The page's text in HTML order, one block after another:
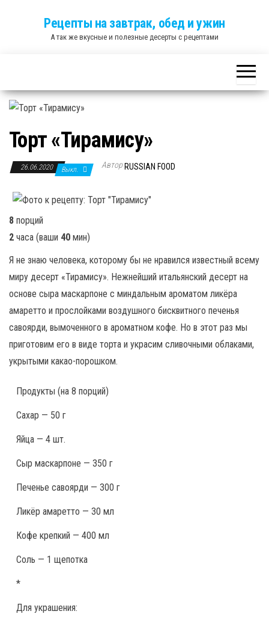
Рецепты на завтрак, обед и ужин
А так же вкусные и полезные десерты с рецептами
Торт «Тирамису»
26.06.2020 Выкл. Автор RUSSIAN FOOD
8 порций
2 часа (ваши 40 мин)
Я не знаю человека, которому бы не нравился известный всему
миру десерт «Тирамису». Нежнейший итальянский десерт на
основе сыра маскарпоне с миндальным ароматом ликёра
амаретто и прослойками воздушного бисквитного печенья
савоярди, вымоченного в ароматном кофе. Но в этот раз мы
приготовим его в виде торта и украсим сливочными облаками,
укрытыми какао-порошком.
Продукты (на 8 порций)
Сахар — 50 г
Яйца — 4 шт.
Сыр маскарпоне — 350 г
Печенье савоярди — 300 г
Ликёр амаретто — 30 мл
Кофе крепкий — 400 мл
Соль — 1 щепотка
*
Для украшения: